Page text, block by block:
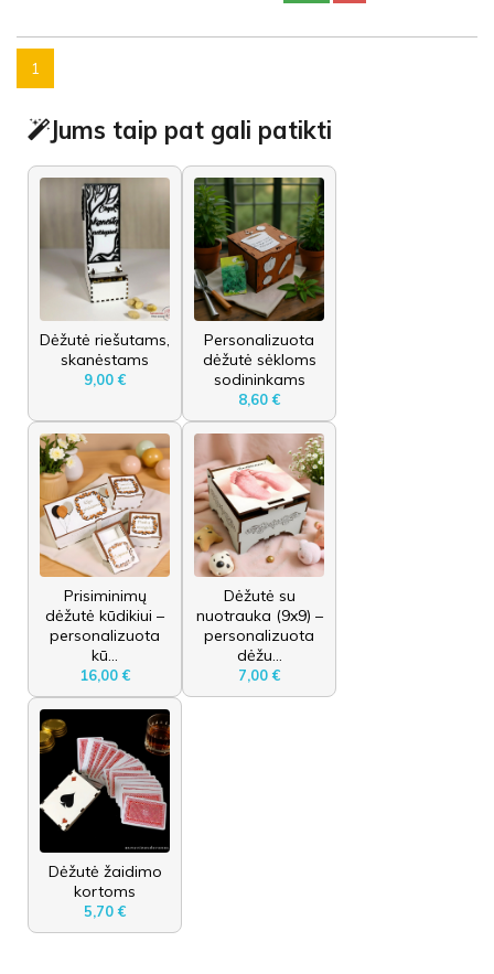
1
Jums taip pat gali patikti
Dėžutė riešutams,
skanėstams
9,00 €
Personalizuota
dėžutė sėkloms
sodininkams
8,60 €
Prisiminimų
dėžutė kūdikiui –
personalizuota
kū...
16,00 €
Dėžutė su
nuotrauka (9x9) –
personalizuota
dėžu...
7,00 €
Dėžutė žaidimo
kortoms
5,70 €